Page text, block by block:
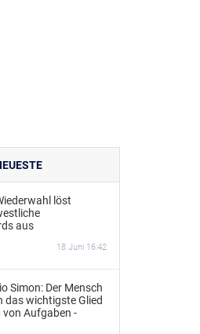
löst
aus
18 Juni 16:42
Simon: Der Mensch
das wichtigste Glied
von Aufgaben -